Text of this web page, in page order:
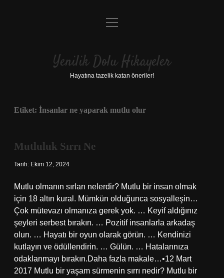
Anasayfa
Yasal Uyarı
menüyü
Yenilik Dolu Hikayeler
Hayatına tazelik katan öneriler!
Etiket: İnsanlar ne yaparak mutlu olur
Mutluluk Sırrı Ne
Tarih: Ekim 12, 2024
Mutlu olmanın sırları nelerdir? Mutlu bir insan olmak
için 18 altın kural. Mümkün olduğunca sosyalleşin…
Çok mütevazı olmanıza gerek yok. … Keyif aldığınız
şeyleri serbest bırakın. … Pozitif insanlarla arkadaş
olun. … Hayatı bir oyun olarak görün. … Kendinizi
kutlayın ve ödüllendirin. … Gülün. … Hatalarınıza
odaklanmayı bırakın.Daha fazla makale…•12 Mart
2017 Mutlu bir yaşam sürmenin sırrı nedir? Mutlu bir